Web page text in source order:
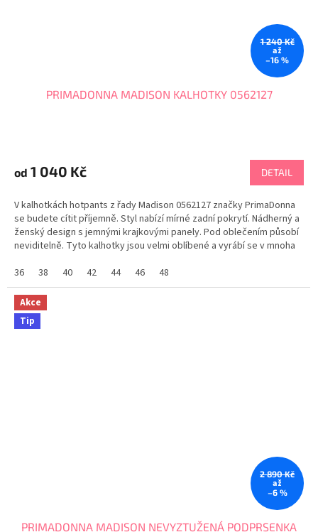
1 240 Kč
až
–16 %
PRIMADONNA MADISON KALHOTKY 0562127
od 1 040 Kč DETAIL
V kalhotkách hotpants z řady Madison 0562127 značky PrimaDonna
se budete cítit příjemně. Styl nabízí mírné zadní pokrytí. Nádherný a
ženský design s jemnými krajkovými panely. Pod oblečením působí
neviditelně. Tyto kalhotky jsou velmi oblíbené a vyrábí se v mnoha
36
38 40 42 44 46 48
Akce
Tip
2 890 Kč
až
–6 %
PRIMADONNA MADISON NEVYZTUŽENÁ PODPRSENKA